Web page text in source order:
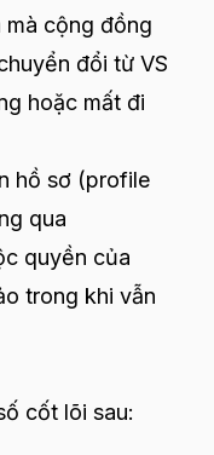
cộng đồng
đổi từ VS
hoặc mất đi
hồ sơ (profile
qua
quyền của
trong khi vẫn
cốt lõi sau: